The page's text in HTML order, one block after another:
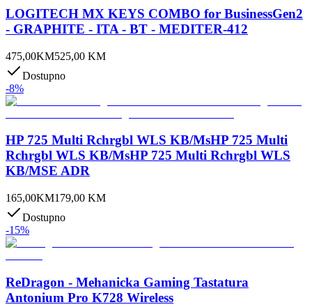
LOGITECH MX KEYS COMBO for BusinessGen2
- GRAPHITE - ITA - BT - MEDITER-412
475,00KM525,00 KM
Dostupno
-8%
HP 725 Multi Rchrgbl WLS KB/MsHP 725 Multi
Rchrgbl WLS KB/MsHP 725 Multi Rchrgbl WLS
KB/MSE ADR
165,00KM179,00 KM
Dostupno
-15%
ReDragon - Mehanicka Gaming Tastatura
Antonium Pro K728 Wireless